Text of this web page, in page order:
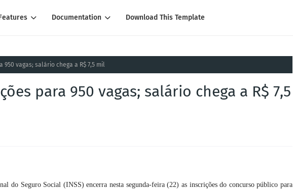
Documentation Download This Template
950 vagas; salário chega a R$ 7,5 mil
para 950 vagas; salário chega a R$ 7,5
do Seguro Social (INSS) encerra nesta segunda-feira (22) as inscrições do concurso público para